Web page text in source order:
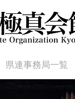
県連事務局一覧